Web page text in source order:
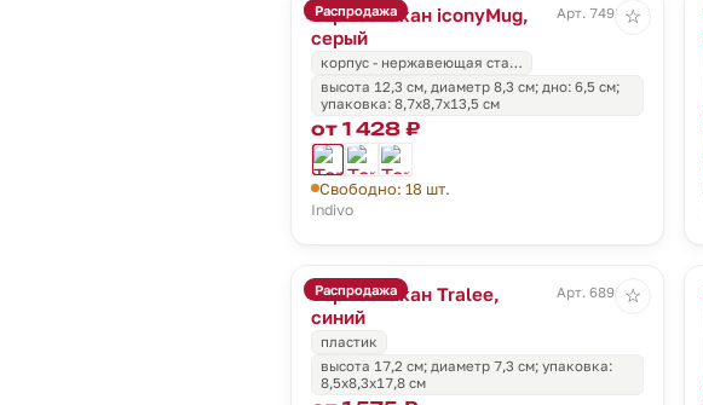
Распродажа
Термостакан iconyMug,
серый
Арт. 7498.16
корпус - нержавеющая ста…
высота 12,3 см, диаметр 8,3 см; дно: 6,5 см;
упаковка: 8,7x8,7x13,5 см
от 1 428 ₽
Свободно: 18 шт.
Indivo
☆
Распродажа
Термостакан Tralee,
синий
Арт. 6898.40
пластик
высота 17,2 см; диаметр 7,3 см; упаковка:
8,5x8,3x17,8 см
☆